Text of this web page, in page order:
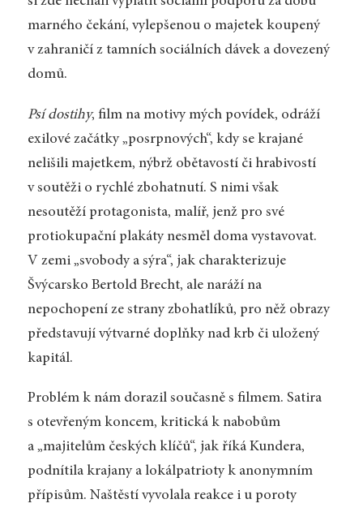
marného čekání, vylepšenou o majetek koupený
v zahraničí z tamních sociálních dávek a dovezený
domů.
Psí dostihy, film na motivy mých povídek, odráží
exilové začátky „posrpnových“, kdy se krajané
nelišili majetkem, nýbrž obětavostí či hrabivostí
v soutěži o rychlé zbohatnutí. S nimi však
nesoutěží protagonista, malíř, jenž pro své
protiokupační plakáty nesměl doma vystavovat.
V zemi „svobody a sýra“, jak charakterizuje
Švýcarsko Bertold Brecht, ale naráží na
nepochopení ze strany zbohatlíků, pro něž obrazy
představují výtvarné doplňky nad krb či uložený
kapitál.
Problém k nám dorazil současně s filmem. Satira
s otevřeným koncem, kritická k nabobům
a „majitelům českých klíčů“, jak říká Kundera,
podnítila krajany a lokálpatrioty k anonymním
přípisům. Naštěstí vyvolala reakce i u poroty